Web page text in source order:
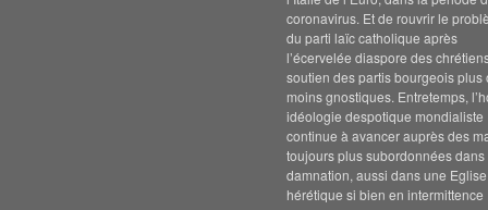
coronavirus. Et de rouvrir le
du parti laïc catholique après
l’écervelée diaspore des
soutien des partis bourgeois plus
moins gnostiques. Entretemps,
idéologie despotique mondialiste
continue à avancer auprès des
toujours plus subordonnées dans
damnation, aussi dans une Eglise
hérétique si bien en intermittence